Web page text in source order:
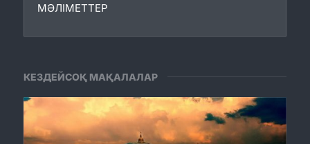
МӘЛІМЕТТЕР
КЕЗДЕЙСОҚ МАҚАЛАЛАР